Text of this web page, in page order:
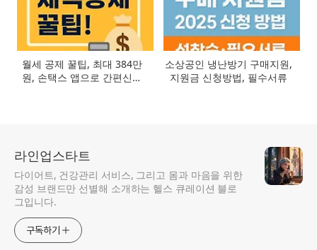
월세 공제 꿀팁, 최대 384만
원, 손택스 앱으로 간편신청
소상공인 냉난방기 구매지원,
지원금 신청방법, 필수서류
라인업스타트
다이어트, 건강관리 서비스, 그리고 몸과 마음을 위한
감성 브랜드만 선별해 소개하는 헬스 큐레이션 블로
그입니다.
구독하기